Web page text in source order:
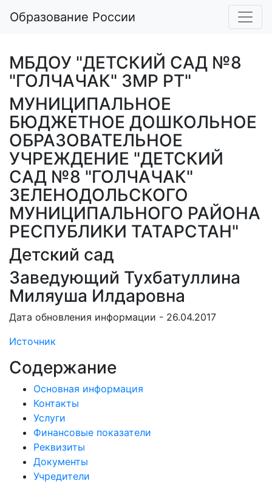
Образование России
МБДОУ "ДЕТСКИЙ САД №8
"ГОЛЧАЧАК" ЗМР РТ"
МУНИЦИПАЛЬНОЕ
БЮДЖЕТНОЕ ДОШКОЛЬНОЕ
ОБРАЗОВАТЕЛЬНОЕ
УЧРЕЖДЕНИЕ "ДЕТСКИЙ
САД №8 "ГОЛЧАЧАК"
ЗЕЛЕНОДОЛЬСКОГО
МУНИЦИПАЛЬНОГО РАЙОНА
РЕСПУБЛИКИ ТАТАРСТАН"
Детский сад
Заведующий Тухбатуллина
Миляуша Илдаровна
Дата обновления информации - 26.04.2017
Источник
Содержание
Основная информация
Контакты
Услуги
Финансовые показатели
Реквизиты
Документы
Учредители